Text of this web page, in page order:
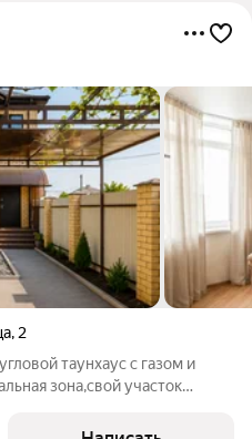
, 2
таунхаус с газом и
зона,свой участок
позволяя вам переехать